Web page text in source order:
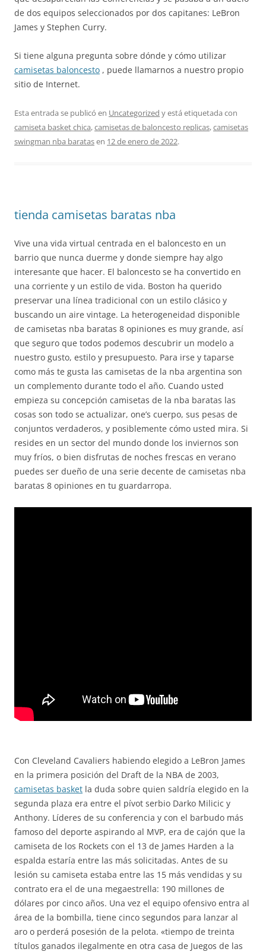
de dos equipos seleccionados por dos capitanes: LeBron
James y Stephen Curry.
Si tiene alguna pregunta sobre dónde y cómo utilizar
camisetas baloncesto , puede llamarnos a nuestro propio
sitio de Internet.
Esta entrada se publicó en Uncategorized y está etiquetada con
camiseta basket chica,camisetas de baloncesto replicas,camisetas
swingman nba baratasen 12 de enero de 2022.
tienda camisetas baratas nba
Vive una vida virtual centrada en el baloncesto en un
barrio que nunca duerme y donde siempre hay algo
interesante que hacer. El baloncesto se ha convertido en
una corriente y un estilo de vida. Boston ha querido
preservar una línea tradicional con un estilo clásico y
buscando un aire vintage. La heterogeneidad disponible
de camisetas nba baratas 8 opiniones es muy grande, así
que seguro que todos podemos descubrir un modelo a
nuestro gusto, estilo y presupuesto. Para irse y taparse
como más te gusta las camisetas de la nba argentina son
un complemento durante todo el año. Cuando usted
empieza su concepción camisetas de la nba baratas las
cosas son todo se actualizar, one’s cuerpo, sus pesas de
conjuntos verdaderos, y posiblemente cómo usted mira. Si
resides en un sector del mundo donde los inviernos son
muy fríos, o bien disfrutas de noches frescas en verano
puedes ser dueño de una serie decente de camisetas nba
baratas 8 opiniones en tu guardarropa.
Con Cleveland Cavaliers habiendo elegido a LeBron James
en la primera posición del Draft de la NBA de 2003,
camisetas basket la duda sobre quien saldría elegido en la
segunda plaza era entre el pívot serbio Darko Milicic y
Anthony. Líderes de su conferencia y con el barbudo más
famoso del deporte aspirando al MVP, era de cajón que la
camiseta de los Rockets con el 13 de James Harden a la
espalda estaría entre las más solicitadas. Antes de su
lesión su camiseta estaba entre las 15 más vendidas y su
contrato era el de una megaestrella: 190 millones de
dólares por cinco años. Una vez el equipo ofensivo entra al
área de la bombilla, tiene cinco segundos para lanzar al
aro o perderá posesión de la pelota. «tiempo de treinta
títulos ganados ilegalmente en otra casa de Juegos de las